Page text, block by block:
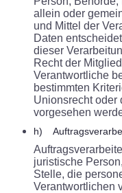
allein oder
und Mittel der
Daten
dieser
Recht der
Verantwortliche
bestimmten
Unionsrecht oder
vorgesehen
h)
juristische
Stelle, die
Verantwortlichen